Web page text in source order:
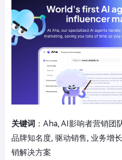
关键词 ：Aha, AI影响者营销团
品牌知名度, 驱动销售, 业务增
销解决方案